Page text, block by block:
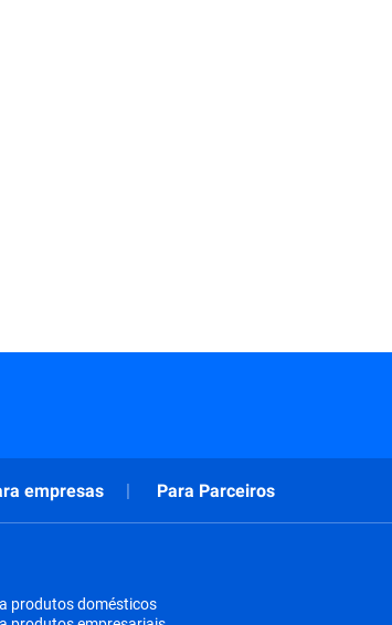
empresas Para Parceiros
produtos domésticos